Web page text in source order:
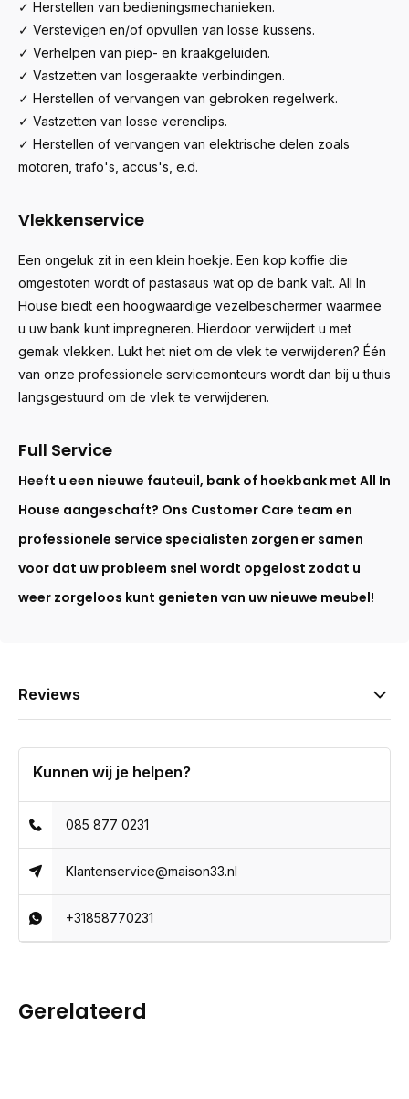
✓ Herstellen van bedieningsmechanieken.
✓ Verstevigen en/of opvullen van losse kussens.
✓ Verhelpen van piep- en kraakgeluiden.
✓ Vastzetten van losgeraakte verbindingen.
✓ Herstellen of vervangen van gebroken regelwerk.
✓ Vastzetten van losse verenclips.
✓ Herstellen of vervangen van elektrische delen zoals
motoren, trafo's, accus's, e.d.
Vlekkenservice
Een ongeluk zit in een klein hoekje. Een kop koffie die
omgestoten wordt of pastasaus wat op de bank valt. All In
House biedt een hoogwaardige vezelbeschermer waarmee
u uw bank kunt impregneren. Hierdoor verwijdert u met
gemak vlekken. Lukt het niet om de vlek te verwijderen? Één
van onze professionele servicemonteurs wordt dan bij u thuis
langsgestuurd om de vlek te verwijderen.
Full Service
Heeft u een nieuwe fauteuil, bank of hoekbank met All In
House aangeschaft? Ons Customer Care team en
professionele service specialisten zorgen er samen
voor dat uw probleem snel wordt opgelost zodat u
weer zorgeloos kunt genieten van uw nieuwe meubel!
Reviews
Kunnen wij je helpen?
085 877 0231
Klantenservice@maison33.nl
+31858770231
Gerelateerd